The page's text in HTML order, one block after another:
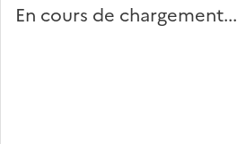
En cours de chargement...